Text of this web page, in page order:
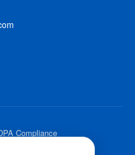
Compliance